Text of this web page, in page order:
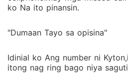
ko Na ito pinansin.
"Dumaan Tayo sa opisina"
Idinial ko Ang number ni
itong nag ring bago niya